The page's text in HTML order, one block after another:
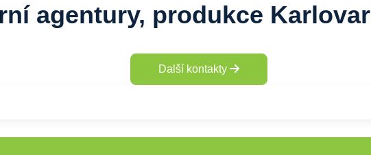
agentury, produkce
Další kontakty